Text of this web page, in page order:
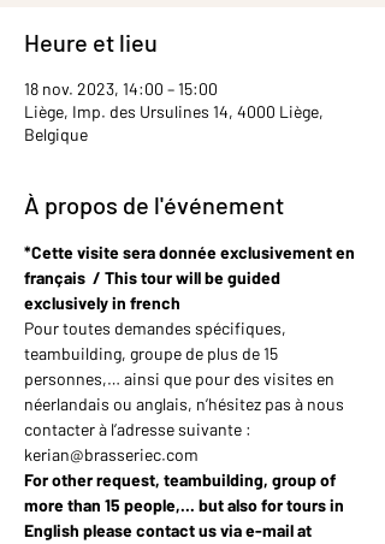
Heure et lieu
18 nov. 2023, 14:00 – 15:00
Liège, Imp. des Ursulines 14, 4000 Liège,
Belgique
À propos de l'événement
*Cette visite sera donnée exclusivement en
français  / This tour will be guided
exclusively in french
Pour toutes demandes spécifiques,
teambuilding, groupe de plus de 15
personnes,… ainsi que pour des visites en
néerlandais ou anglais, n’hésitez pas à nous
contacter à l’adresse suivante :
kerian@brasseriec.com
For other request, teambuilding, group of
more than 15 people,... but also for tours in
English please contact us via e-mail at